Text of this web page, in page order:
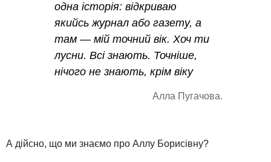
одна історія: відкриваю
якийсь журнал або газету, а
там — мій точний вік. Хоч ти
лусни. Всі знають. Точніше,
нічого не знають, крім віку
Алла Пугачова.
А дійсно, що ми знаємо про Аллу Борисівну?